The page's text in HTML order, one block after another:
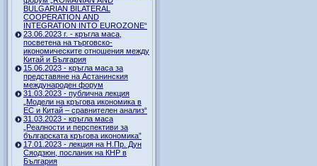
BULGARIAN BILATERAL
COOPERATION AND
INTEGRATION INTO EUROZONE“
23.06.2023 г. - кръгла маса,
посветена на търговско-
икономическите отношения между
Китай и България
15.06.2023 - кръгла маса за
представяне на Астанинския
международен форум
31.03.2023 - публична лекция
„Модели на кръгова икономика в
ЕС и Китай – сравнителен анализ“
31.03.2023 - кръгла маса
„Реалности и перспективи за
българската кръгова икономика”
17.01.2023 - лекция на Н.Пр. Дун
Сяодзюн, посланик на КНР в
България